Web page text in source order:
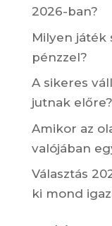
2026-ban?
Milyen játék
pénzzel?
A sikeres
jutnak előre?
Amikor az
valójában
Választás
ki mond